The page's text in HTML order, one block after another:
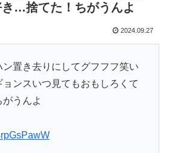
…捨てた！ちがうんよ
2024.09.27
置き去りにしてグフフフ笑い
ンスいつ見てもおもしろくて
うんよ